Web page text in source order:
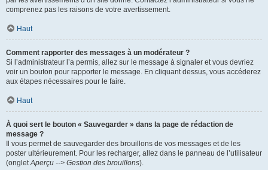
comprenez pas les raisons de votre avertissement.
Haut
Comment rapporter des messages à un modérateur ?
Si l’administrateur l’a permis, allez sur le message à signaler et vous devriez
voir un bouton pour rapporter le message. En cliquant dessus, vous accéderez
aux étapes nécessaires pour le faire.
Haut
À quoi sert le bouton « Sauvegarder » dans la page de rédaction de
message ?
Il vous permet de sauvegarder des brouillons de vos messages et de les
poster ultérieurement. Pour les recharger, allez dans le panneau de l’utilisateur
(ongletAperçu --> Gestion des brouillons).